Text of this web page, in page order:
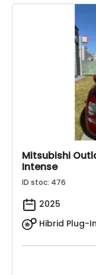
Mitsubishi
Intense
ID stoc: 476
2025
Hibrid Plug-In